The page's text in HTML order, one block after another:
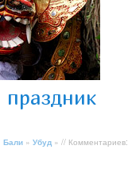
праздник
Бали »Убуд » // Комментариев: